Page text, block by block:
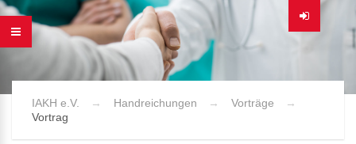
IAKH e.V. Handreichungen
Vorträge
Vortrag